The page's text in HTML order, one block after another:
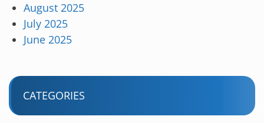
August 2025
July 2025
June 2025
CATEGORIES